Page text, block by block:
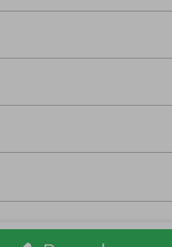
MyCards.nl 2013-2026